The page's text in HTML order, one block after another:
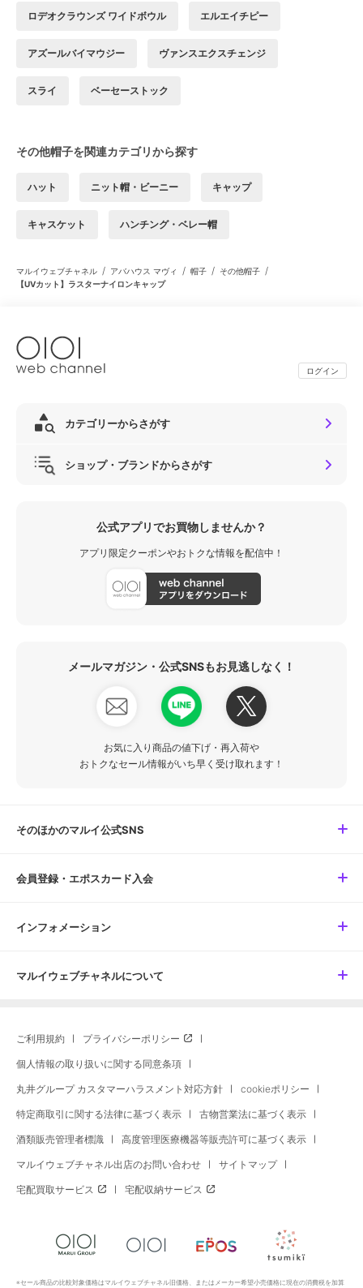
ロデオクラウンズ ワイドボウル エルエイチピー
アズールバイマウジー ヴァンスエクスチェンジ
スライ ベーセーストック
その他帽子を関連カテゴリから探す
ハット ニット帽・ビーニー キャップ
キャスケット ハンチング・ベレー帽
マルイウェブチャネル / アバハウス マヴィ / 帽子 / その他帽子 /
【UVカット】ラスターナイロンキャップ
ログイン
カテゴリーからさがす
ショップ・ブランドからさがす
公式アプリでお買物しませんか？
アプリ限定クーポンやおトクな情報を配信中！
メールマガジン・公式SNSもお見逃しなく！
お気に入り商品の値下げ・再入荷や
おトクなセール情報がいち早く受け取れます！
そのほかのマルイ公式SNS
会員登録・エポスカード入会
インフォメーション
マルイウェブチャネルについて
ご利用規約 プライバシーポリシー
個人情報の取り扱いに関する同意条項
丸井グループ カスタマーハラスメント対応方針 cookieポリシー
特定商取引に関する法律に基づく表示 古物営業法に基づく表示
酒類販売管理者標識 高度管理医療機器等販売許可に基づく表示
マルイウェブチャネル出店のお問い合わせ サイトマップ
宅配買取サービス 宅配収納サービス
※セール商品の比較対象価格はマルイウェブチャネル旧価格、またはメーカー希望小売価格に現在の消費税を加算